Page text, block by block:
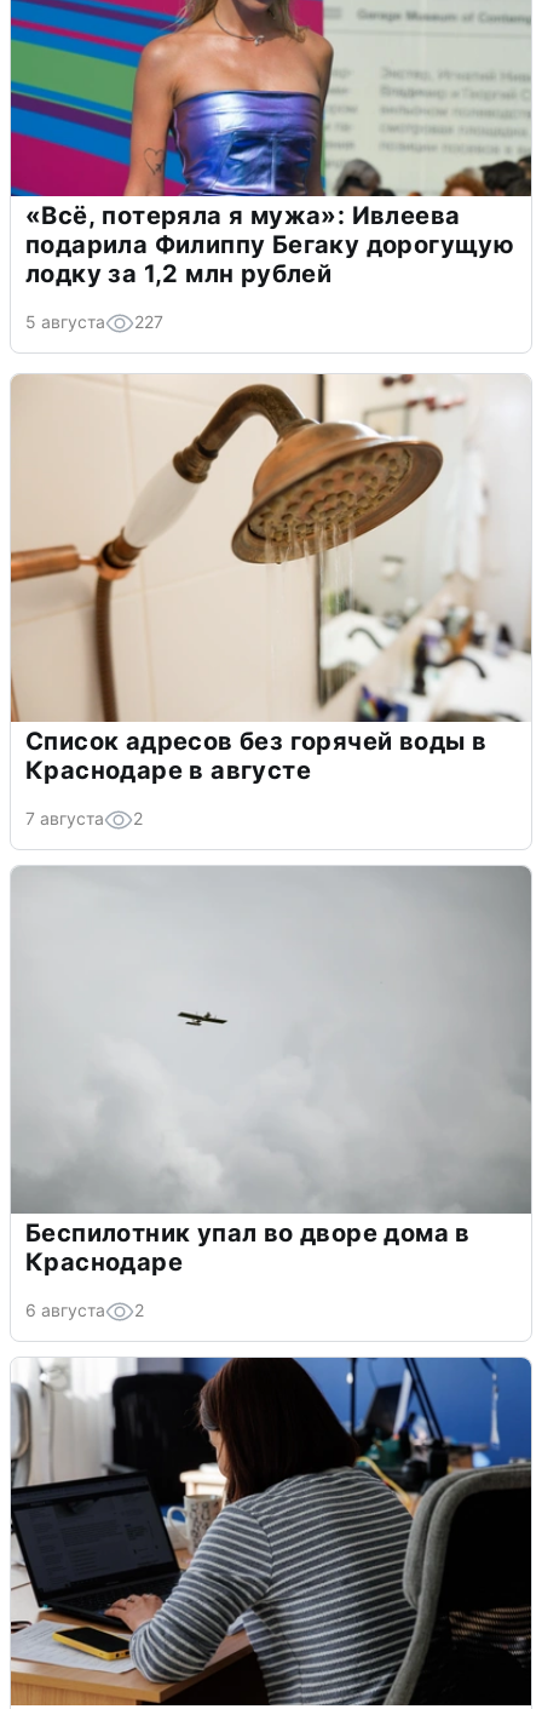
«Всё, потеряла я мужа»: Ивлеева
подарила Филиппу Бегаку дорогущую
лодку за 1,2 млн рублей
5 августа 227
Список адресов без горячей воды в
Краснодаре в августе
7 августа 2
Беспилотник упал во дворе дома в
Краснодаре
6 августа 2